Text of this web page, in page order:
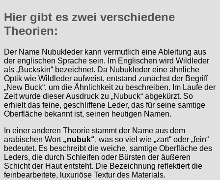
Hier gibt es zwei verschiedene
Theorien:
Der Name Nubukleder kann vermutlich eine Ableitung aus
der englischen Sprache sein. Im Englischen wird Wildleder
als „Buckskin“ bezeichnet. Da Nubukleder eine ähnliche
Optik wie Wildleder aufweist, entstand zunächst der Begriff
„New Buck“, um die Ähnlichkeit zu beschreiben. Im Laufe der
Zeit wurde dieser Ausdruck zu „Nubuck“ abgekürzt. So
erhielt das feine, geschliffene Leder, das für seine samtige
Oberfläche bekannt ist, seinen heutigen Namen.
In einer anderen Theorie stammt der Name aus dem
arabischen Wort „nubuk“, was so viel wie „zart“ oder „fein“
bedeutet. Es beschreibt die weiche, samtige Oberfläche des
Leders, die durch Schleifen oder Bürsten der äußeren
Schicht der Haut entsteht. Die Bezeichnung reflektiert die
feinbearbeitete, luxuriöse Textur des Materials.